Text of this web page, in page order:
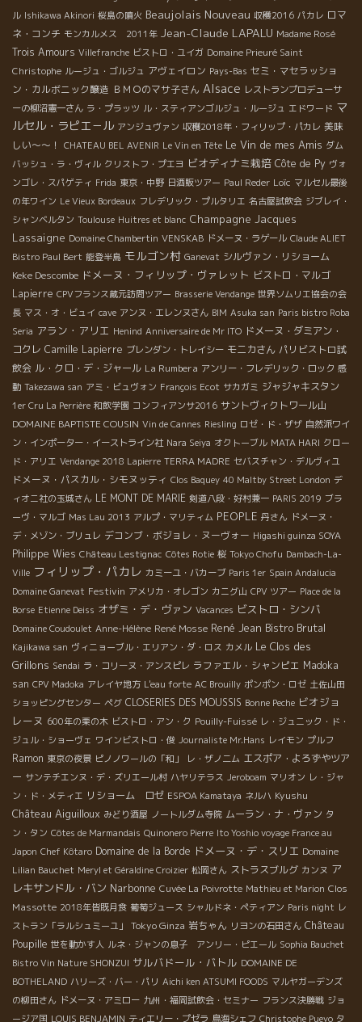
ル Ishikawa Akinori 桜島の噴火 Beaujolais Nouveau 収穫2016 パカレ ロマ
ネ・コンチ モンカルメス 2011年 Jean-Claude LAPALU Madame Rosé
Trois Amours Villefranche ビストロ・ユイガ Domaine Prieuré Saint
Christophe ルージュ・ゴルジュ アヴェイロン Pays-Bas セミ・マセラッショ
ン・カルボニック醸造 ＢＭＯのマサ子さん Alsace レストランプロデューサ
ーの柳沼憲一さん ラ・プラッツ ル・スティアンゴルジュ・ルージュ エドワード マ
ルセル・ラピエ－ル アンジュヴァン 収穫2018年・フィリップ・パカレ 美味
しい～～！
CHATEAU BEL AVENIR Le Vin en Tête Le Vin de mes Amis ダム
バッシュ・ラ・ヴィル クリストフ・プエヨ ビオディナミ栽培 Côte de Py ヴォ
ンゴレ・スパゲティ Frida 東京・中野 日酒販ツアー Paul Reder Loïc マルセル最後
の年ワイン Le Vieux Bordeaux フレデリック・プルタリエ 名古屋試飲会 ジブレイ・
シャンベルタン Toulouse Huitres et blanc Champagne Jacques
Lassaigne Domaine Chambertin VENSKAB ドメーヌ・ラゲール Claude ALIET
Bistro Paul Bert 能登半島 モルゴン村 Ganevat シルヴァン・リショーム
Keke Descombe ドメーヌ・フィリップ・ヴァレット ビストロ・マルゴ
Lapierre CPVフランス蔵元訪問ツアー Brasserie Vendange 世界ソムリエ協会の会
長 マス・オ・ビュイ cave アンヌ・エレンヌさん BIM Asuka san Paris bistro Roba
Seria アラン・アリエ Henind Anniversaire de Mr ITO ドメーヌ・ダミアン・
コクレ Camille Lapierre ブレンダン・トレイシー モニカさん パリビストロ試
飲会 ル・クロ・デ・ジャール La Rumbera アンリー・フレデリック・ロック 感
動 Takezawa san アミ・ビュヴォン François Ecot サカガミ ジャジャキスタン
1er Cru La Perrière 和飲学園 コンフィアンサ2016 サントヴィクトワール山
DOMAINE BAPTISTE COUSIN Vin de Cannes Riesling ロゼ・ド・ザザ 自然派ワイ
ン・インポーター・イーストライン社 Nara Seiya オクトーブル MATA HARI クロー
ド・アリエ Vendange 2018 Lapierre TERRA MADRE セバスチャン・デルヴィユ
ドメーヌ・パスカル・シモヌッティ Clos Baquey 40 Maltby Street London デ
ィオニ社の玉城さん LE MONT DE MARIE 剣道八段・好村兼一 PARIS 2019 ブラ
ーヴ・マルゴ Mas Lau 2013 アルプ・マリティム PEOPLE 丹さん ドメーヌ・
デ・メゾン・ブリュレ デコンブ・ボジョレ・ヌーヴォー Higashi guinza SOYA
Philippe Wies Château Lestignac Côtes Rotie 桜 Tokyo Chofu Dambach-La-
Ville フィリップ・パカレ カミーユ・バカーブ Paris 1er Spain Andalucia
Domaine Ganevat Festivin アメリカ・オレゴン カニグ山 CPV ツアー Place de la
Borse Etienne Deiss オザミ・デ・ヴァン Vacances ビストロ・シンバ
Domaine Coudoulet Anne-Hélène René Mosse René Jean Bistro Brutal
Kajikawa san ヴィニョーブル・エリアン・ダ・ロス カメル Le Clos des
Grillons Sendai ラ・コリーヌ・アンスピレ ラファエル・シャンピエ Madoka
san CPV Madoka アレイヤ地方 L'eau forte AC Brouilly ポンポン・ロゼ 土佐山田
ショッピングセンター ペグ CLOSERIES DES MOUSSIS Bonne Peche ビオジョ
レーヌ 600年の栗の木 ビストロ・アン・ク Pouilly-Fuissé レ・ジュニック・ド・
ジュル・ショーヴェ ワインビストロ・俊 Journaliste Mr.Hans レイモン プルフ
Ramon 東京の夜景 ピノノワールの「和」 レ・ザノ二ム エスポア・よろずやツア
ー サンテチエンヌ・デ・ズリエール村 ハヤリテラス Jeroboam マリオン レ・ジャ
ン・ド・メティエ リショーム ロゼ ESPOA Kamataya ネルハ Kyushu
Château Aiguilloux みどり酒屋 ノートルダム寺院 ムーラン・ナ・ヴァン タ
ン・タン Côtes de Marmandais Quinonero Pierre Ito Yoshio voyage France au
Japon Chef Kôtaro Domaine de la Borde ドメーヌ・デ・スリエ Domaine
Lilian Bauchet Meryl et Géraldine Croizier 松岡さん ストラスブルグ カンヌ ア
レキサンドル・バン Narbonne Cuvée La Poivrotte Mathieu et Marion Clos
Massotte 2018年皆既月食 葡萄ジュース シャルドネ・ペティアン Paris night レ
ストラン「ラルシュミーユ」
Tokyo Ginza 岩ちゃん リヨンの石田さん Château
Poupille 世を動かす人 ルネ・ジャンの息子 アンリー・ピエール Sophia Bauchet
Bistro Vin Nature SHONZUI サルバドール・バトル DOMAINE DE
BOTHELAND ハリーズ・バー・パリ Aichi ken ATSUMI FOODS マルヤガーデンズ
の柳田さん ドメーヌ・アミロー 九州・福岡試飲会・セミナー フランス決勝戦 ジョ
ージア国 LOUIS BENJAMIN ティエリー・プゼラ 鳥海シェフ Christophe Pueyo タ